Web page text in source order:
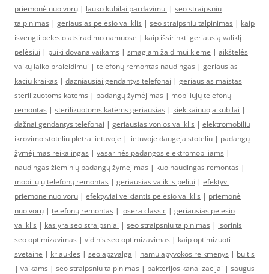
priemonė nuo vorų | lauko kubilai pardavimui | seo straipsniu
talpinimas | geriausias pelėsio valiklis | seo straipsniu talpinimas | kaip
isvengti pelesio atsiradimo namuose | kaip išsirinkti geriausią valiklį
pelėsiui | puiki dovana vaikams | smagiam žaidimui kieme | aikštelės
vaikų laiko praleidimui | telefonų remontas naudingas | geriausias
kaciu kraikas | dazniausiai gendantys telefonai | geriausias maistas
sterilizuotoms katėms | padangų žymėjimas | mobiliųjų telefonų
remontas | sterilizuotoms katėms geriausias | kiek kainuoja kubilai |
dažnai gendantys telefonai | geriausias vonios valiklis | elektromobiliu
ikrovimo stoteliu pletra lietuvoje | lietuvoje daugeja stoteliu | padangų
žymėjimas reikalingas | vasarinės padangos elektromobiliams |
naudingas žieminių padangų žymėjimas | kuo naudingas remontas |
mobiliųjų telefonų remontas | geriausias valiklis peliui | efektyvi
priemone nuo voru | efektyviai veikiantis pelėsio valiklis | priemonė
nuo vorų | telefonų remontas | josera classic | geriausias pelesio
valiklis | kas yra seo straipsniai | seo straipsniu talpinimas | isorinis
seo optimizavimas | vidinis seo optimizavimas | kaip optimizuoti
svetaine | kriaukles | seo apzvalga | namu apyvokos reikmenys | buitis
| vaikams | seo straipsniu talpinimas | bakterijos kanalizacijai | saugus